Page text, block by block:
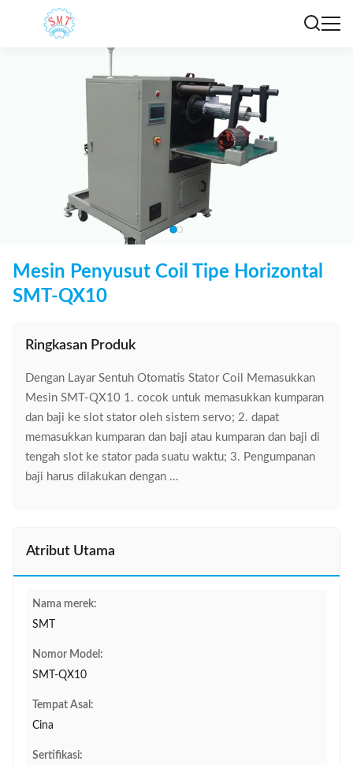
Mesin Penyusut Coil Tipe Horizontal
SMT-QX10
Ringkasan Produk
Dengan Layar Sentuh Otomatis Stator Coil Memasukkan
Mesin SMT-QX10 1. cocok untuk memasukkan kumparan
dan baji ke slot stator oleh sistem servo; 2. dapat
memasukkan kumparan dan baji atau kumparan dan baji di
tengah slot ke stator pada suatu waktu; 3. Pengumpanan
baji harus dilakukan dengan ...
Atribut Utama
Nama merek:
SMT
Nomor Model:
SMT-QX10
Tempat Asal:
Cina
Sertifikasi: